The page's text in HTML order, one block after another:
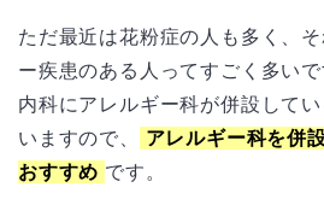
ただ最近は花粉症の人も多く、
ー疾患のある人ってすごく多いで
内科にアレルギー科が併設して
いますので、
アレルギー科を併
おすすめ です。